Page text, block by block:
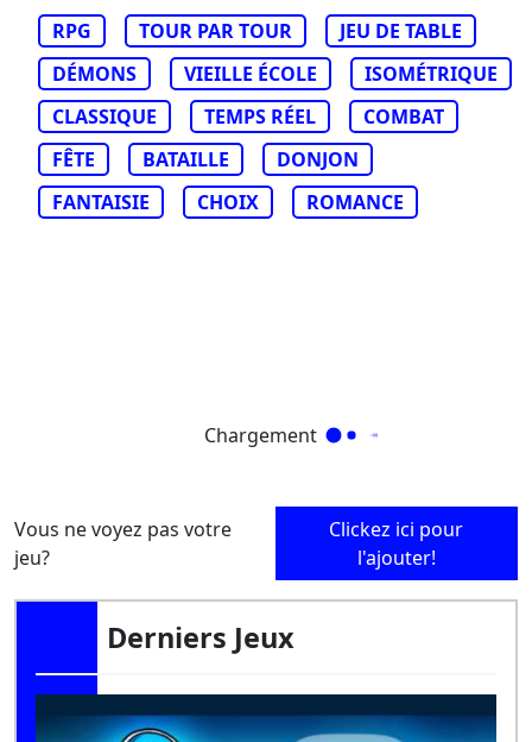
RPG TOUR PAR TOUR
JEU DE TABLE
DÉMONS
VIEILLE ÉCOLE
ISOMÉTRIQUE
CLASSIQUE
TEMPS RÉEL
COMBAT
FÊTE
BATAILLE
DONJON
FANTAISIE
CHOIX ROMANCE
Chargement
Vous ne voyez pas votre
jeu?
Clickez ici pour
l'ajouter!
Derniers Jeux